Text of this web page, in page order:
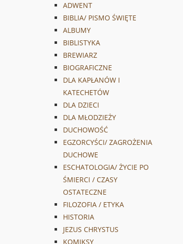
ADWENT
BIBLIA/ PISMO ŚWIĘTE
ALBUMY
BIBLISTYKA
BREWIARZ
BIOGRAFICZNE
DLA KAPŁANÓW I
KATECHETÓW
DLA DZIECI
DLA MŁODZIEŻY
DUCHOWOŚĆ
EGZORCYŚCI/ ZAGROŻENIA
DUCHOWE
ESCHATOLOGIA/ ŻYCIE PO
ŚMIERCI / CZASY
OSTATECZNE
FILOZOFIA / ETYKA
HISTORIA
JEZUS CHRYSTUS
KOMIKSY